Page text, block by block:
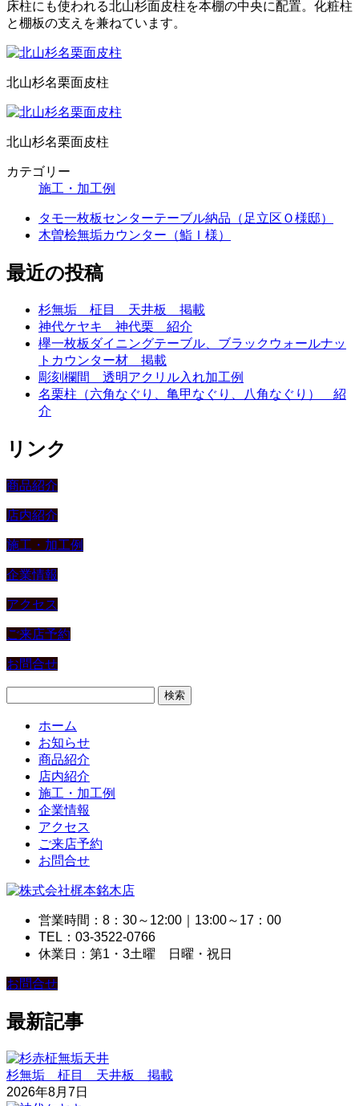
床柱にも使われる北山杉面皮柱を本棚の中央に配置。化粧柱
と棚板の支えを兼ねています。
北山杉名栗面皮柱
北山杉名栗面皮柱
カテゴリー
施工・加工例
タモ一枚板センターテーブル納品（足立区Ｏ様邸）
木曽桧無垢カウンター（鮨Ｉ様）
最近の投稿
杉無垢 柾目 天井板 掲載
神代ケヤキ 神代栗 紹介
欅一枚板ダイニングテーブル、ブラックウォールナッ
トカウンター材 掲載
彫刻欄間 透明アクリル入れ加工例
名栗柱（六角なぐり、亀甲なぐり、八角なぐり） 紹
介
リンク
商品紹介
店内紹介
施工・加工例
企業情報
アクセス
ご来店予約
お問合せ
ホーム
お知らせ
商品紹介
店内紹介
施工・加工例
企業情報
アクセス
ご来店予約
お問合せ
営業時間：8：30～12:00｜13:00～17：00
TEL：03-3522-0766
休業日：第1・3土曜 日曜・祝日
お問合せ
最新記事
杉無垢 柾目 天井板 掲載
2026年8月7日